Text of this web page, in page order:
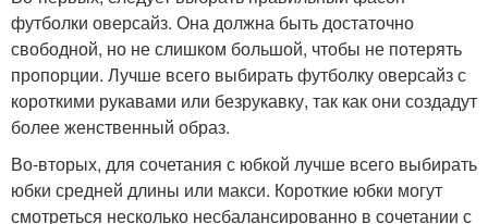
футболки оверсайз. Она должна быть достаточно
свободной, но не слишком большой, чтобы не потерять
пропорции. Лучше всего выбирать футболку оверсайз с
короткими рукавами или безрукавку, так как они создадут
более женственный образ.
Во-вторых, для сочетания с юбкой лучше всего выбирать
юбки средней длины или макси. Короткие юбки могут
смотреться несколько несбалансированно в сочетании с